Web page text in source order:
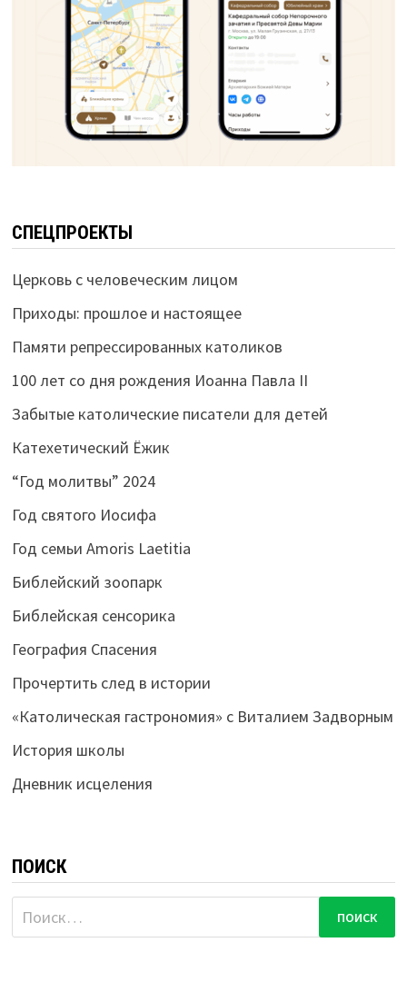
СПЕЦПРОЕКТЫ
Церковь с человеческим лицом
Приходы: прошлое и настоящее
Памяти репрессированных католиков
100 лет со дня рождения Иоанна Павла II
Забытые католические писатели для детей
Катехетический Ёжик
“Год молитвы” 2024
Год святого Иосифа
Год семьи Amoris Laetitia
Библейский зоопарк
Библейская сенсорика
География Спасения
Прочертить след в истории
«Католическая гастрономия» с Виталием Задворным
История школы
Дневник исцеления
ПОИСК
Найти: